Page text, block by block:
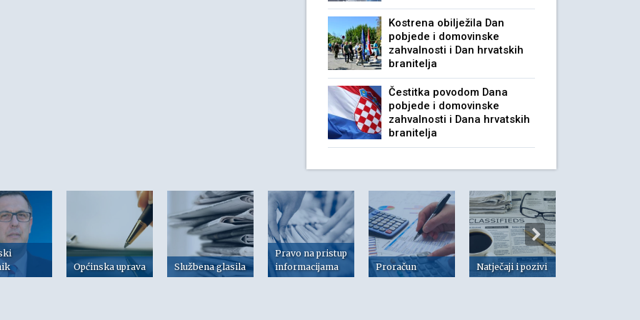
Kostrena obilježila Dan
pobjede i domovinske
zahvalnosti i Dan hrvatskih
branitelja
Čestitka povodom Dana
pobjede i domovinske
zahvalnosti i Dana hrvatskih
branitelja
Općinska uprava Službena glasila
Pravo na pristup
informacijama
Proračun Natječaji i pozivi